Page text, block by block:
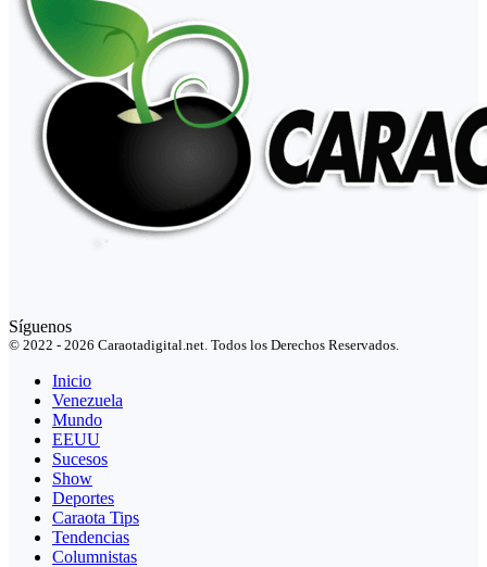
Síguenos
© 2022 - 2026 Caraotadigital.net. Todos los Derechos Reservados.
Inicio
Venezuela
Mundo
EEUU
Sucesos
Show
Deportes
Caraota Tips
Tendencias
Columnistas